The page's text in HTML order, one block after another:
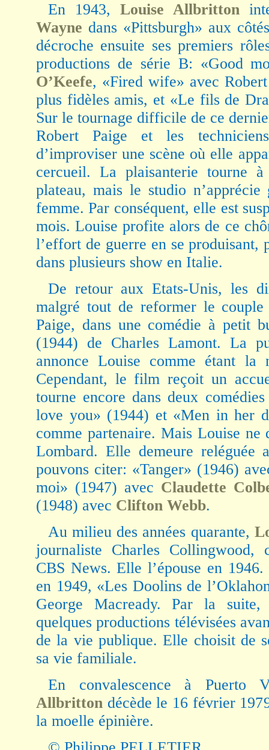
En 1943, Louise Allbritton
Wayne dans «Pittsburgh» aux
décroche ensuite ses premiers
productions de série B: «Good
O’Keefe, «Fired wife» avec
plus fidèles amis, et «Le fils de
Sur le tournage difficile de ce
Robert Paige et les
d’improviser une scène où elle
cercueil. La plaisanterie tourne
plateau, mais le studio
femme. Par conséquent, elle est
mois. Louise profite alors de ce
l’effort de guerre en se produisant,
dans plusieurs show en Italie.
De retour aux Etats-Unis, les
malgré tout de reformer le
Paige, dans une comédie à petit
(1944) de Charles Lamont. La
annonce Louise comme étant la
Cependant, le film reçoit un
tourne encore dans deux
love you» (1944) et «Men in her
comme partenaire. Mais Louise
Lombard. Elle demeure reléguée
pouvons citer: «Tanger» (1946)
moi» (1947) avec Claudette
(1948) avec Clifton Webb.
Au milieu des années quarante,
journaliste Charles Collingwood,
CBS News. Elle l’épouse en
en 1949, «Les Doolins de
George Macready. Par la
quelques productions télévisées
de la vie publique. Elle choisit de
sa vie familiale.
En convalescence à Puerto
Allbritton décède le 16 février
la moelle épinière.